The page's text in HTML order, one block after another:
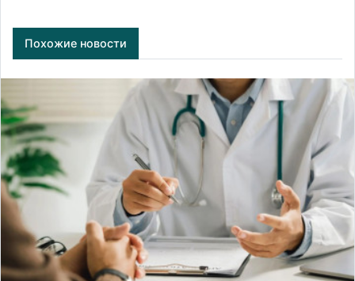
Похожие новости